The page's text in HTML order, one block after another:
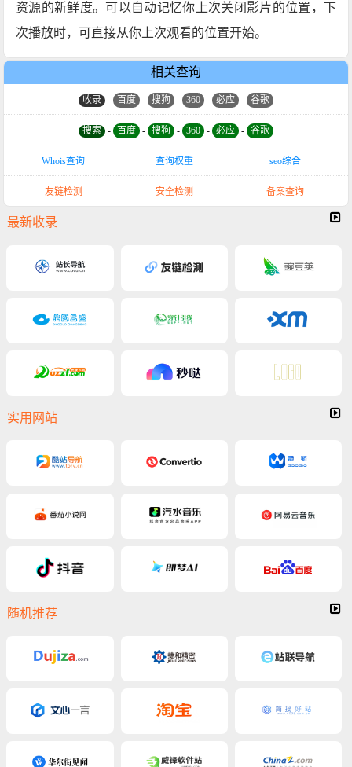
资源的新鲜度。可以自动记忆你上次关闭影片的位置，下
次播放时，可直接从你上次观看的位置开始。
相关查询
收录 - 百度 - 搜狗 - 360 - 必应 - 谷歌
搜索 - 百度 - 搜狗 - 360 - 必应 - 谷歌
Whois查询 查询权重 seo综合
友链检测 安全检测 备案查询
最新收录
实用网站
随机推荐